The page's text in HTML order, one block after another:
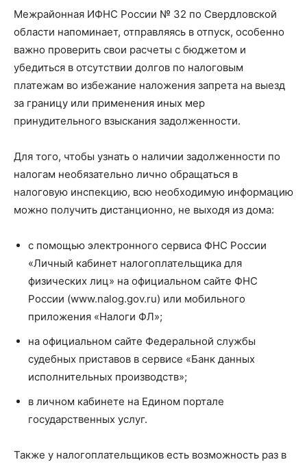
Межрайонная ИФНС России № 32 по Свердловской
области напоминает, отправляясь в отпуск, особенно
важно проверить свои расчеты с бюджетом и
убедиться в отсутствии долгов по налоговым
платежам во избежание наложения запрета на выезд
за границу или применения иных мер
принудительного взыскания задолженности.
Для того, чтобы узнать о наличии задолженности по
налогам необязательно лично обращаться в
налоговую инспекцию, всю необходимую информацию
можно получить дистанционно, не выходя из дома:
c помощью электронного сервиса ФНС России
«Личный кабинет налогоплательщика для
физических лиц» на официальном сайте ФНС
России (www.nalog.gov.ru) или мобильного
приложения «Налоги ФЛ»;
на официальном сайте Федеральной службы
судебных приставов в сервисе «Банк данных
исполнительных производств»;
в личном кабинете на Едином портале
государственных услуг.
Также у налогоплательщиков есть возможность раз в